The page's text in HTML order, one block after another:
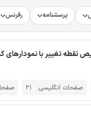
پرسشنامه رفرنس
نقطه تغییر با نمودارهای
صفحات انگلیسی: 21